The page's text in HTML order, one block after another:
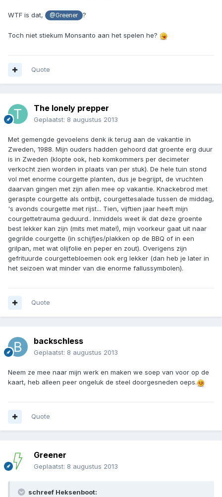
WTF is dat, @Greener ?
Toch niet stiekum Monsanto aan het spelen he?
Quote
The lonely prepper
Geplaatst: 8 augustus 2013
Met gemengde gevoelens denk ik terug aan de vakantie in
Zweden, 1988. Mijn ouders hadden gehoord dat groente erg duur
is in Zweden (klopte ook, heb komkommers per decimeter
verkocht zien worden in plaats van per stuk). De hele tuin stond
vol met enorme courgette planten, dus je begrijpt, de vruchten
daarvan gingen met zijn allen mee op vakantie. Knackebrod met
geraspte courgette als ontbijt, courgettesalade tussen de middag,
's avonds courgette met rijst... Tien, vijftien jaar heeft mijn
courgettetrauma geduurd.. Inmiddels weet ik dat deze groente
best lekker kan zijn (mits met mate!), mijn voorkeur gaat uit naar
gegrilde courgette (in schijfjes/plakken op de BBQ of in een
grilpan, met wat olijfolie en peper en zout). Overigens zijn
gefrituurde courgettebloemen ook erg lekker (dan heb je later in
het seizoen wat minder van die enorme fallussymbolen).
Quote
backschless
Geplaatst: 8 augustus 2013
Neem ze mee naar mijn werk en maken we soep van voor op de
kaart, heb alleen peer ongeluk de steel doorgesneden oeps.
Quote
Greener
Geplaatst: 8 augustus 2013
schreef Heksenboot: